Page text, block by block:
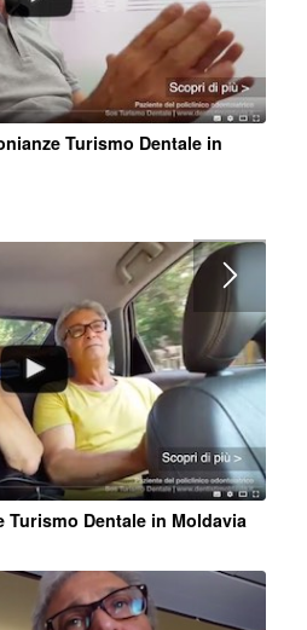
Turismo Dentale in
Turismo Dentale in Moldavia